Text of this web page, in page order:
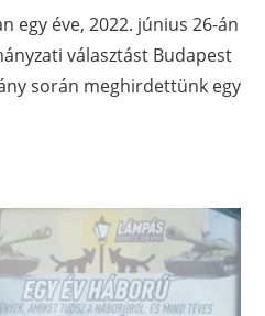
egy éve, 2022. június 26-án
választást Budapest
során meghirdettünk egy